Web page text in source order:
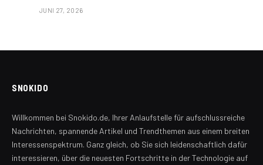
JUNI 27, 2026
SNOKIDO
Willkommen bei Snokido.de, Ihrer Anlaufstelle für aufschlussreiche
Nachrichten, spannende Artikel und Trendthemen aus einem breiten
Interessenspektrum. Ganz gleich, ob Sie sich leidenschaftlich dafür
interessieren, über die neuesten Fortschritte in der Technologie auf